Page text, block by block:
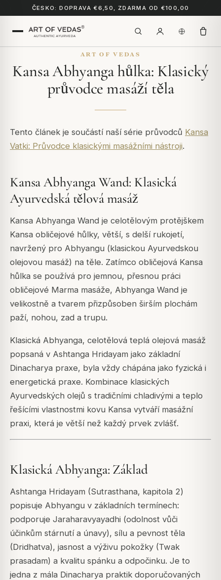
ČESKO: DOPRAVA €6,50, ZDARMA OD €100,00
ART OF VEDAS
Kansa Abhyanga hůlka: Klasický
průvodce masáží těla
Tento článek je součástí naší série průvodců Kansa
Vatki: Průvodce klasickými masážními nástroji.
Kansa Abhyanga Wand: Klasická
Ayurvedská tělová masáž
Kansa Abhyanga Wand je celotělovým protějškem
Kansa obličejové hůlky, větší, s delší rukojetí,
navržený pro Abhyangu (klasickou Ayurvedskou
olejovou masáž) na těle. Zatímco obličejová Kansa
hůlka se používá pro jemnou, přesnou práci
obličejové Marma masáže, Abhyanga Wand je
velikostně a tvarem přizpůsoben širším plochám
paží, nohou, zad a trupu.
Klasická Abhyanga, celotělová teplá olejová masáž
popsaná v Ashtanga Hridayam jako základní
Dinacharya praxe, byla vždy chápána jako fyzická i
energetická praxe. Kombinace klasických
Ayurvedských olejů s tradičními chladivými a teplo
řešícími vlastnostmi kovu Kansa vytváří masážní
praxi, která je větší než každý prvek zvlášť.
Klasická Abhyanga: Základ
Ashtanga Hridayam (Sutrasthana, kapitola 2)
popisuje Abhyangu v základních termínech:
podporuje Jaraharavyayadhi (odolnost vůči
účinkům stárnutí a únavy), sílu a pevnost těla
(Dridhatva), jasnost a výživu pokožky (Twak
prasadam) a kvalitu spánku a odpočinku. Je to
jedna z mála Dinacharya praktik doporučovaných